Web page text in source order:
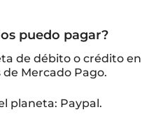
puedo pagar?
de débito o crédito en
Mercado Pago.
planeta: Paypal.